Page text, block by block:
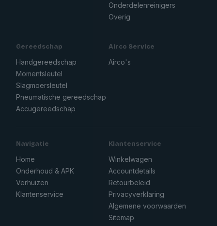
Onderdelenreinigers
Overig
Gereedschap
Handgereedschap
Momentsleutel
Slagmoersleutel
Pneumatische gereedschap
Accugereedschap
Airco Service
Airco's
Navigatie
Home
Onderhoud & APK
Verhuizen
Klantenservice
Klantenservice
Winkelwagen
Accountdetails
Retourbeleid
Privacyverklaring
Algemene voorwaarden
Sitemap